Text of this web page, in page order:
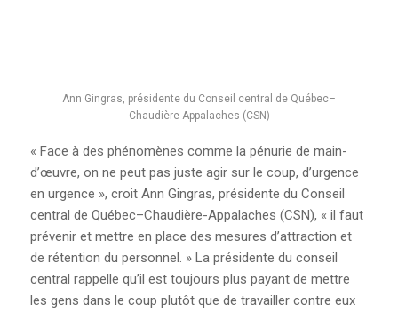
Ann Gingras, présidente du Conseil central de Québec–
Chaudière-Appalaches (CSN)
« Face à des phénomènes comme la pénurie de main-
d’œuvre, on ne peut pas juste agir sur le coup, d’urgence
en urgence », croit Ann Gingras, présidente du Conseil
central de Québec–Chaudière-Appalaches (CSN), « il faut
prévenir et mettre en place des mesures d’attraction et
de rétention du personnel. » La présidente du conseil
central rappelle qu’il est toujours plus payant de mettre
les gens dans le coup plutôt que de travailler contre eux